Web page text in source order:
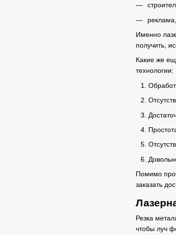
Именно
получить,
Какие же
технологии:
Помимо
заказать
Резка
чтобы луч